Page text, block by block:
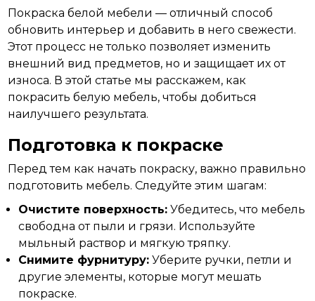
Покраска белой мебели — отличный способ
обновить интерьер и добавить в него свежести.
Этот процесс не только позволяет изменить
внешний вид предметов, но и защищает их от
износа. В этой статье мы расскажем, как
покрасить белую мебель, чтобы добиться
наилучшего результата.
Подготовка к покраске
Перед тем как начать покраску, важно правильно
подготовить мебель. Следуйте этим шагам:
Очистите поверхность: Убедитесь, что мебель
свободна от пыли и грязи. Используйте
мыльный раствор и мягкую тряпку.
Снимите фурнитуру: Уберите ручки, петли и
другие элементы, которые могут мешать
покраске.